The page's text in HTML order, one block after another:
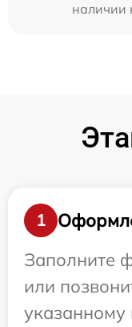
наличии
1
Заполните
или
указанному